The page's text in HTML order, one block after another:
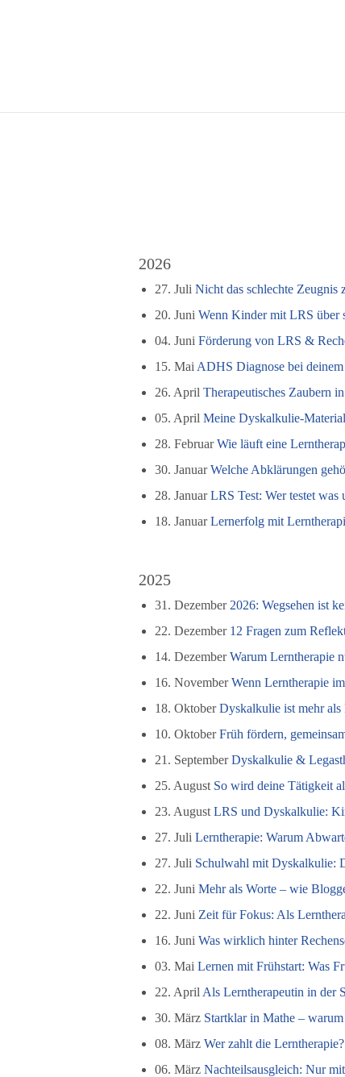
2026
27. Juli Nicht das schlechte Zeugnis
20. Juni Wenn Kinder mit LRS über
04. Juni Förderung von LRS &
15. Mai ADHS Diagnose bei
26. April Therapeutisches Zaubern
05. April Meine Dyskalkulie-
28. FebruarWie läuft eine
30. JanuarWelche Abklärungen
28. JanuarLRS Test: Wer testet
18. JanuarLernerfolg mit
2025
31. Dezember 2026: Wegsehen ist
22. Dezember 12 Fragen zum
14. DezemberWarum Lerntherapie
16. NovemberWenn Lerntherapie
18. OktoberDyskalkulie ist mehr als
10. OktoberFrüh fördern,
21. SeptemberDyskalkulie &
25. August So wird deine Tätigkeit
23. August LRS und Dyskalkulie:
27. Juli Lerntherapie: Warum
27. Juli Schulwahl mit Dyskalkulie:
22. Juni Mehr als Worte – wie
22. Juni Zeit für Fokus: Als
16. Juni Was wirklich hinter
03. Mai Lernen mit Frühstart: Was
22. April Als Lerntherapeutin in der
30. März Startklar in Mathe –
08. März Wer zahlt die
06. März Nachteilsausgleich: Nur